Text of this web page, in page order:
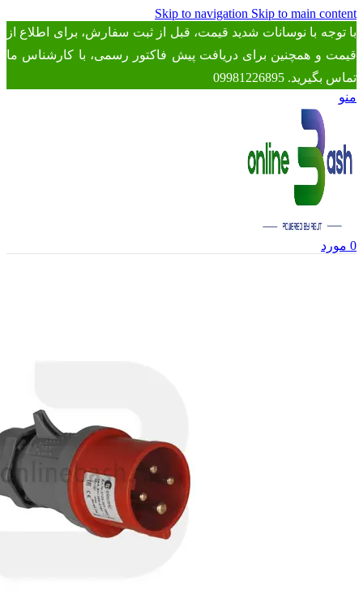
Skip to navigation Skip to main content
با توجه با نوسانات شدید قیمت، قبل از ثبت سفارش، برای اطلاع از
قیمت و همچنین برای دریافت پیش فاکتور رسمی، با کارشناس ما
تماس بگیرید. 09981226895
منو
0 مورد